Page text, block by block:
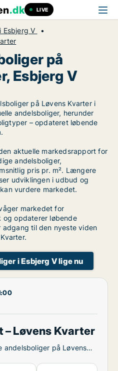
.dk LIVE
Esbjerg V
på
Esbjerg V
på Løvens Kvarter i
andelsboliger, herunder
– opdateret løbende
aktuelle markedsrapport for
andelsboliger,
pris pr. m². Længere
udviklingen i udbud og
vurdere markedet.
markedet for
og opdaterer løbende
til den nyeste viden
i Esbjerg V lige nu
Løvens Kvarter
andelsboliger på Løvens